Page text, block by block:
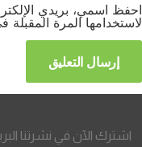
احفظ اسمي، بريدي
لاستخدامها المرة المقبلة
اشترك الآن في نشرتنا